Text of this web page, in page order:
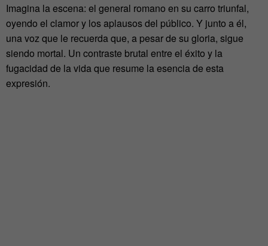
Imagina la escena: el general romano en su carro triunfal,
oyendo el clamor y los aplausos del público. Y junto a él,
una voz que le recuerda que, a pesar de su gloria, sigue
siendo mortal. Un contraste brutal entre el éxito y la
fugacidad de la vida que resume la esencia de esta
expresión.